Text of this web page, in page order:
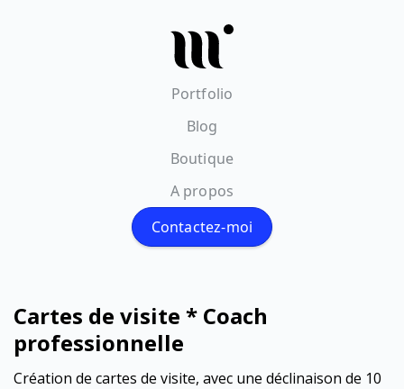
Portfolio
Blog
Boutique
A propos
Contactez-moi
Cartes de visite * Coach
professionnelle
Création de cartes de visite, avec une déclinaison de 10